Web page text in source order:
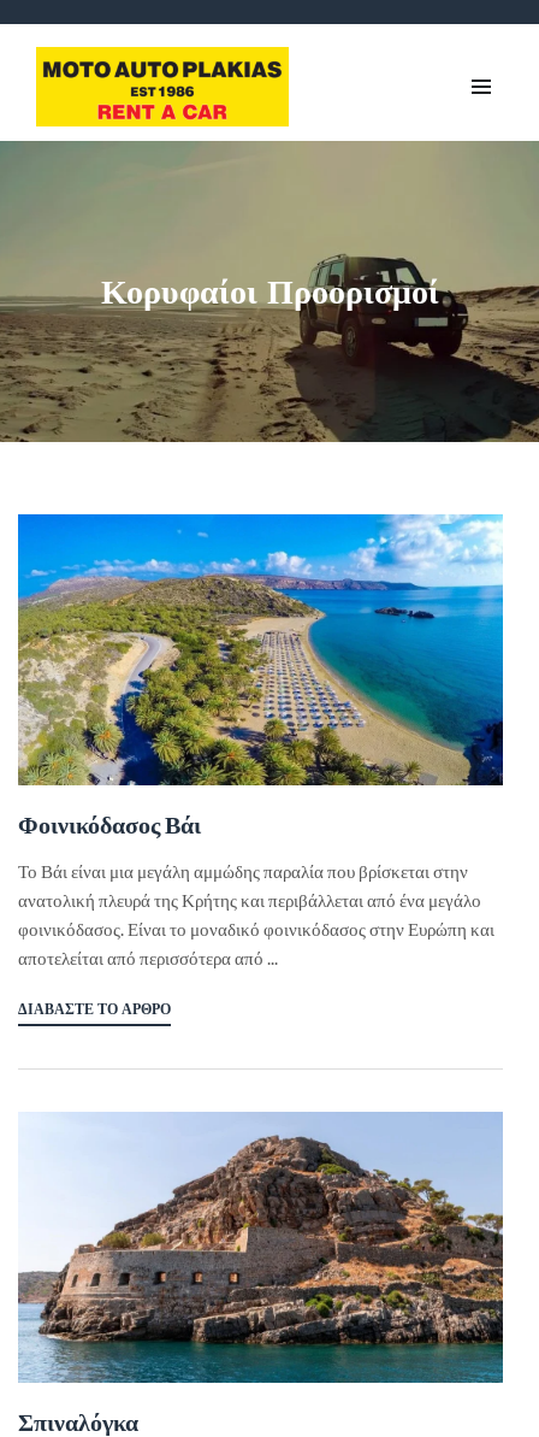
Κορυφαίοι Προορισμοί
Φοινικόδασος Βάι
Το Βάι είναι μια μεγάλη αμμώδης παραλία που βρίσκεται στην
ανατολική πλευρά της Κρήτης και περιβάλλεται από ένα μεγάλο
φοινικόδασος. Είναι το μοναδικό φοινικόδασος στην Ευρώπη και
αποτελείται από περισσότερα από ...
ΔΙΑΒΆΣΤΕ ΤΟ ΆΡΘΡΟ
Σπιναλόγκα